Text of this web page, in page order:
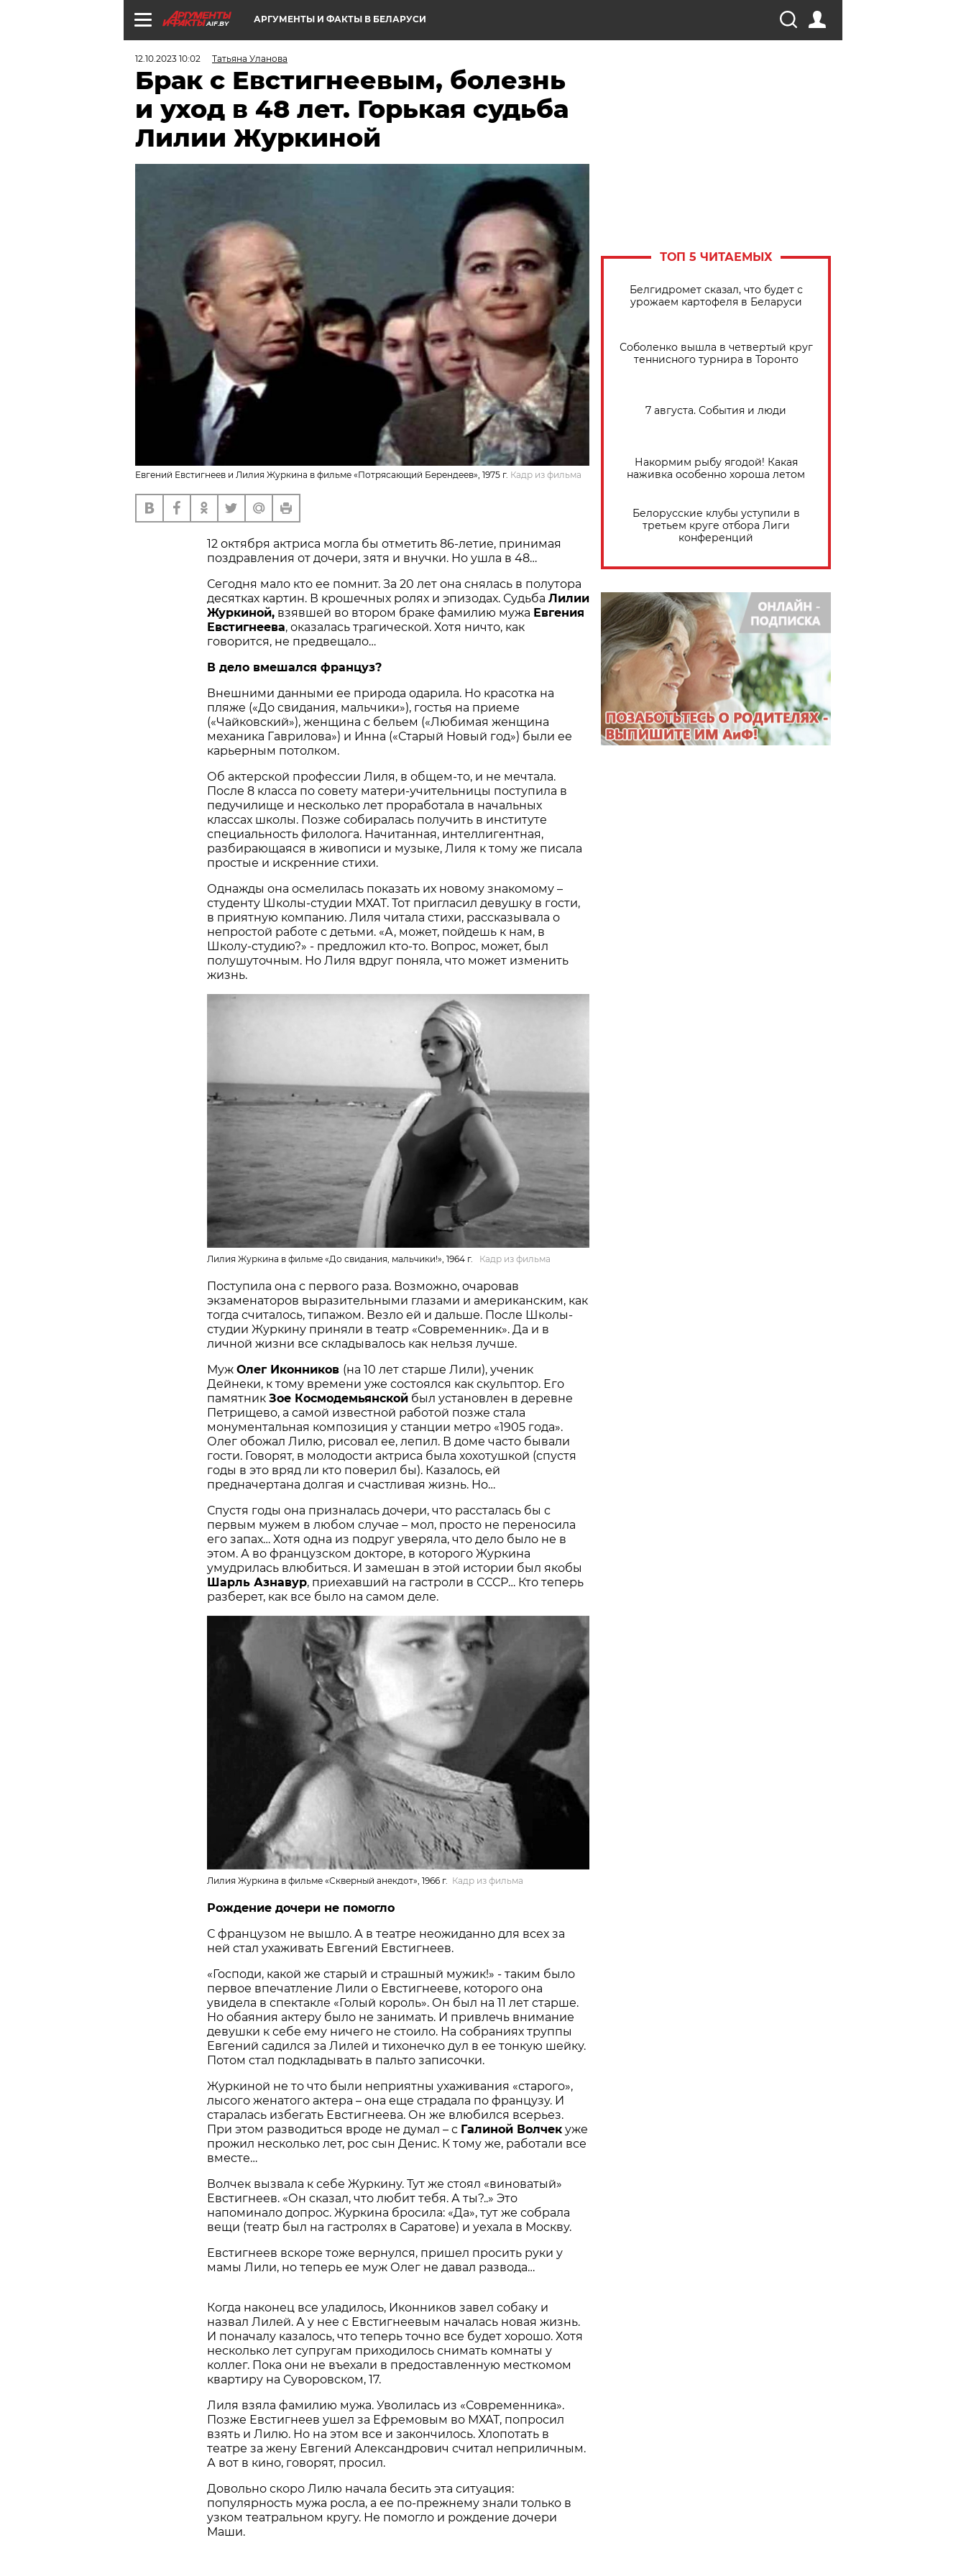
AIF.BY АРГУМЕНТЫ И ФАКТЫ В БЕЛАРУСИ
12.10.2023 10:02 Татьяна Уланова
Брак с Евстигнеевым, болезнь
и уход в 48 лет. Горькая судьба
Лилии Журкиной
Евгений Евстигнеев и Лилия Журкина в фильме «Потрясающий Берендеев», 1975 г. Кадр из фильма
12 октября актриса могла бы отметить 86-летие, принимая
поздравления от дочери, зятя и внучки. Но ушла в 48…
Сегодня мало кто ее помнит. За 20 лет она снялась в полутора
десятках картин. В крошечных ролях и эпизодах. Судьба Лилии
Журкиной, взявшей во втором браке фамилию мужа Евгения
Евстигнеева, оказалась трагической. Хотя ничто, как
говорится, не предвещало…
В дело вмешался француз?
Внешними данными ее природа одарила. Но красотка на
пляже («До свидания, мальчики»), гостья на приеме
(«Чайковский»), женщина с бельем («Любимая женщина
механика Гаврилова») и Инна («Старый Новый год») были ее
карьерным потолком.
Об актерской профессии Лиля, в общем-то, и не мечтала.
После 8 класса по совету матери-учительницы поступила в
педучилище и несколько лет проработала в начальных
классах школы. Позже собиралась получить в институте
специальность филолога. Начитанная, интеллигентная,
разбирающаяся в живописи и музыке, Лиля к тому же писала
простые и искренние стихи.
Однажды она осмелилась показать их новому знакомому –
студенту Школы-студии МХАТ. Тот пригласил девушку в гости,
в приятную компанию. Лиля читала стихи, рассказывала о
непростой работе с детьми. «А, может, пойдешь к нам, в
Школу-студию?» - предложил кто-то. Вопрос, может, был
полушуточным. Но Лиля вдруг поняла, что может изменить
жизнь.
Лилия Журкина в фильме «До свидания, мальчики!», 1964 г. Кадр из фильма
Поступила она с первого раза. Возможно, очаровав
экзаменаторов выразительными глазами и американским, как
тогда считалось, типажом. Везло ей и дальше. После Школы-
студии Журкину приняли в театр «Современник». Да и в
личной жизни все складывалось как нельзя лучше.
Муж Олег Иконников (на 10 лет старше Лили), ученик
Дейнеки, к тому времени уже состоялся как скульптор. Его
памятник Зое Космодемьянской был установлен в деревне
Петрищево, а самой известной работой позже стала
монументальная композиция у станции метро «1905 года».
Олег обожал Лилю, рисовал ее, лепил. В доме часто бывали
гости. Говорят, в молодости актриса была хохотушкой (спустя
годы в это вряд ли кто поверил бы). Казалось, ей
предначертана долгая и счастливая жизнь. Но…
Спустя годы она призналась дочери, что рассталась бы с
первым мужем в любом случае – мол, просто не переносила
его запах… Хотя одна из подруг уверяла, что дело было не в
этом. А во французском докторе, в которого Журкина
умудрилась влюбиться. И замешан в этой истории был якобы
Шарль Азнавур, приехавший на гастроли в СССР… Кто теперь
разберет, как все было на самом деле.
Лилия Журкина в фильме «Скверный анекдот», 1966 г. Кадр из фильма
Рождение дочери не помогло
С французом не вышло. А в театре неожиданно для всех за
ней стал ухаживать Евгений Евстигнеев.
«Господи, какой же старый и страшный мужик!» - таким было
первое впечатление Лили о Евстигнееве, которого она
увидела в спектакле «Голый король». Он был на 11 лет старше.
Но обаяния актеру было не занимать. И привлечь внимание
девушки к себе ему ничего не стоило. На собраниях труппы
Евгений садился за Лилей и тихонечко дул в ее тонкую шейку.
Потом стал подкладывать в пальто записочки.
Журкиной не то что были неприятны ухаживания «старого»,
лысого женатого актера – она еще страдала по французу. И
старалась избегать Евстигнеева. Он же влюбился всерьез.
При этом разводиться вроде не думал – с Галиной Волчек уже
прожил несколько лет, рос сын Денис. К тому же, работали все
вместе…
Волчек вызвала к себе Журкину. Тут же стоял «виноватый»
Евстигнеев. «Он сказал, что любит тебя. А ты?..» Это
напоминало допрос. Журкина бросила: «Да», тут же собрала
вещи (театр был на гастролях в Саратове) и уехала в Москву.
Евстигнеев вскоре тоже вернулся, пришел просить руки у
мамы Лили, но теперь ее муж Олег не давал развода…
Когда наконец все уладилось, Иконников завел собаку и
назвал Лилей. А у нее с Евстигнеевым началась новая жизнь.
И поначалу казалось, что теперь точно все будет хорошо. Хотя
несколько лет супругам приходилось снимать комнаты у
коллег. Пока они не въехали в предоставленную месткомом
квартиру на Суворовском, 17.
Лиля взяла фамилию мужа. Уволилась из «Современника».
Позже Евстигнеев ушел за Ефремовым во МХАТ, попросил
взять и Лилю. Но на этом все и закончилось. Хлопотать в
театре за жену Евгений Александрович считал неприличным.
А вот в кино, говорят, просил.
Довольно скоро Лилю начала бесить эта ситуация:
популярность мужа росла, а ее по-прежнему знали только в
узком театральном кругу. Не помогло и рождение дочери
Маши.
ТОП 5 ЧИТАЕМЫХ
Белгидромет сказал, что будет с
урожаем картофеля в Беларуси
Соболенко вышла в четвертый круг
теннисного турнира в Торонто
7 августа. События и люди
Накормим рыбу ягодой! Какая
наживка особенно хороша летом
Белорусские клубы уступили в
третьем круге отбора Лиги
конференций